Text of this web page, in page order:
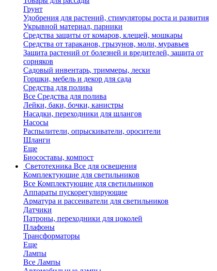
Грунт
Удобрения для растений, стимуляторы роста и развития
Укрывной материал, парники
Средства защиты от комаров, клещей, мошкары
Средства от тараканов, грызунов, моли, муравьев
Защита растений от болезней и вредителей, защита от
сорняков
Садовый инвентарь, триммеры, лески
Горшки, мебель и декор для сада
Средства для полива
Все Средства для полива
Лейки, баки, бочки, канистры
Насадки, переходники для шлангов
Насосы
Распылители, опрыскиватели, оросители
Шланги
Еще
Биосоставы, компост
Светотехника Все для освещения
Комплектующие для светильников
Все Комплектующие для светильников
Аппараты пускорегулирующие
Арматура и рассеиватели для светильников
Датчики
Патроны, переходники для цоколей
Плафоны
Трансформаторы
Еще
Лампы
Все Лампы